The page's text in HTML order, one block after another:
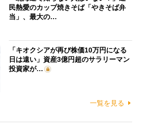
民熱愛のカップ焼きそば「やきそば弁
当」、最大の…
「キオクシアが再び株価10万円になる
日は遠い」資産3億円超のサラリーマン
投資家が…
一覧を見る